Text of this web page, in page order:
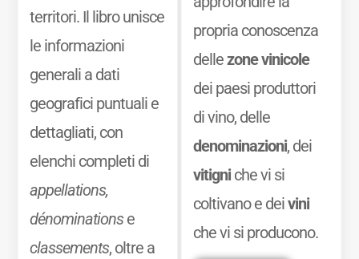
territori. Il libro unisce
le informazioni
generali a dati
geografici puntuali e
dettagliati, con
elenchi completi di
appellations,
dénominationse
classements, oltre a
propria conoscenza
dellezone vinicole
dei paesi produttori
di vino, delle
denominazioni, dei
vitigniche vi si
coltivano e deivini
che vi si producono.